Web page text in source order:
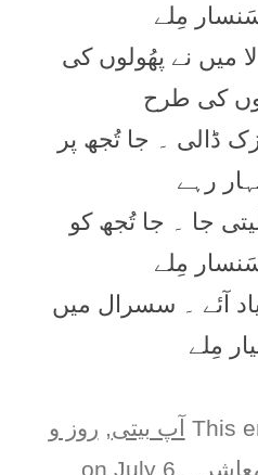
مِلے
میں نے پھُولوں کی
کی طرح
ڈالی ۔ جا تُجھ پر
رہے
جا ۔ جا تُجھ کو
مِلے
آئے ۔ سسرال میں
مِلے
This آپ بيتی, روز و
July 6,